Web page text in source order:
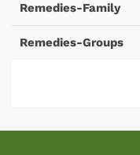
Remedies-Family
Remedies-Groups